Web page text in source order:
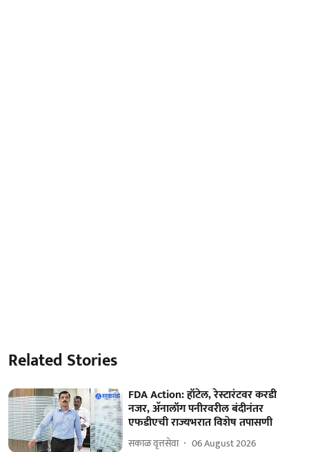
Related Stories
FDA Action: हॉटेल, रेस्टारंटवर करडी
नजर, अ‍ॅनालॉग पनीरवरील बंदीनंतर
एफडीएची राज्यभरात विशेष तपासणी
सकाळ वृत्तसेवा 06 August 2026